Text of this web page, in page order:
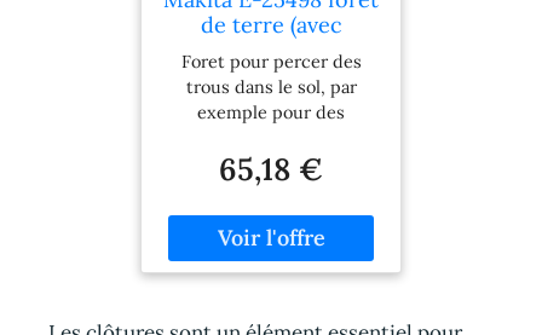
ergonomique avec
commandes intégrées,
telles que l’interrupteur
et le réglage de la vitesse.
Un élément pratique est
contrôle du niveau d’huile
dans le réducteur ainsi
ventilation de haute
qualité. Le kit comprend
des forets de 100, 150 et
de terre (avec
broche) 60x800mm
Foret pour percer des
trous dans le sol, par
exemple pour des
des clôtures * Le foret de
800 mm de long possede
deux spirales puissantes
pour un entraînement
rapide. Aucun travail de
65,18 €